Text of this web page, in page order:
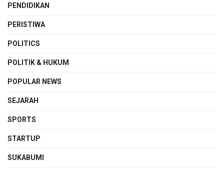
PENDIDIKAN
PERISTIWA
POLITICS
POLITIK & HUKUM
POPULAR NEWS
SEJARAH
SPORTS
STARTUP
SUKABUMI